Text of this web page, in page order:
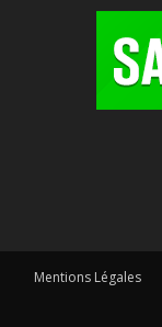
Mentions Légales